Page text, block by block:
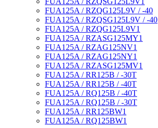
FUA125A / RZQG125L9V / -40
FUA125A / RZQSG125L9V / -40
FUA125A / RZQG125L9V1
FUA125A / RZASG125MY1
FUA125A / RZAG125NV1
FUA125A / RZAG125NY1
FUA125A / RZASG125MV1
FUA125A / RR125B / -30T
FUA125A / RR125B / -40T
FUA125A / RQ125B / -40T
FUA125A / RQ125B / -30T
FUA125A / RR125BW1
FUA125A / RQ125BW1